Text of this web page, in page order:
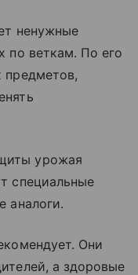
ненужные
по веткам. По его
предметов,
урожая
специальные
аналоги.
Они
а здоровые